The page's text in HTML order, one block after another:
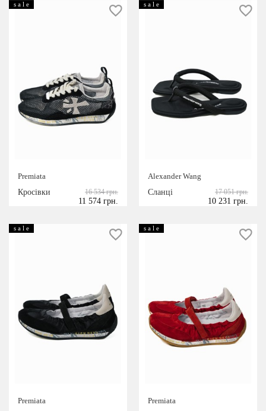
s a l e
Premiata
Кросівки
16 534 грн.
11 574 грн.
s a l e
Alexander Wang
Сланці
17 051 грн.
10 231 грн.
s a l e
Premiata
s a l e
Premiata